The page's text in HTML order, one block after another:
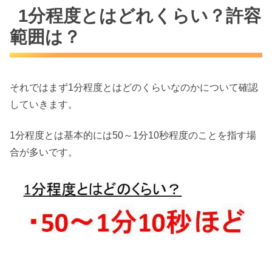
1分程度とはどれくらい？許容
範囲は？
それではまず1分程度とはどのくらいなのかについて確認
していきます。
1分程度とは基本的には50～1分10秒程度のことを指す場
合が多いです。